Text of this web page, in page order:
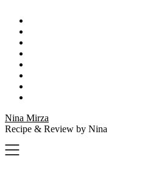
Nina Mirza
Recipe & Review by Nina